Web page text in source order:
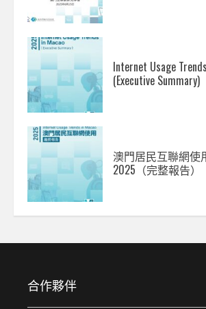
Internet Usage
(Executive Summary)
澳門居民互聯網使
2025（完整報告）
合作夥伴